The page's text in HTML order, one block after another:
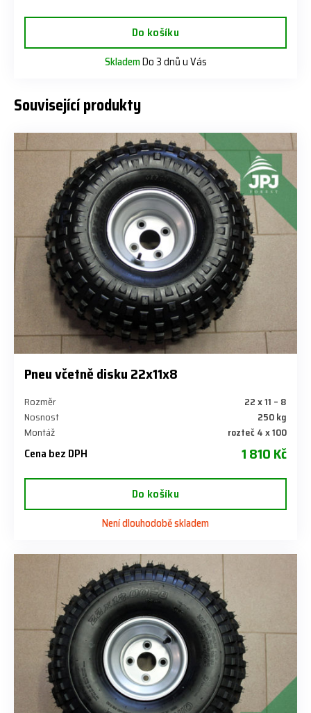
Do košíku
SklademDo 3 dnů u Vás
Související produkty
Pneu včetně disku 22x11x8
Rozměr
22 x 11 – 8
Nosnost
250 kg
Montáž
rozteč 4 x 100
Cena bez DPH 1 810 Kč
Do košíku
Není dlouhodobě skladem